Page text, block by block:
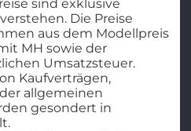
sind exklusive
Die Preise
aus dem Modellpreis
MH sowie der
Umsatzsteuer.
Kaufverträgen,
allgemeinen
gesondert in